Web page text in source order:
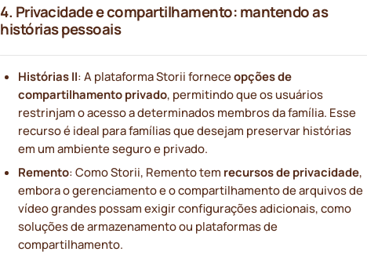
4. Privacidade e compartilhamento: mantendo as
histórias pessoais
Histórias II: A plataforma Storii forneceopções de
compartilhamento privado, permitindo que os usuários
restrinjam o acesso a determinados membros da família. Esse
recurso é ideal para famílias que desejam preservar histórias
em um ambiente seguro e privado.
Remento: Como Storii, Remento tem recursos de privacidade,
embora o gerenciamento e o compartilhamento de arquivos de
vídeo grandes possam exigir configurações adicionais, como
soluções de armazenamento ou plataformas de
compartilhamento.